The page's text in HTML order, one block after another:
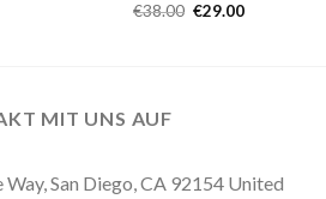
€38.00 €29.00
MIT UNS AUF
San Diego, CA 92154 United